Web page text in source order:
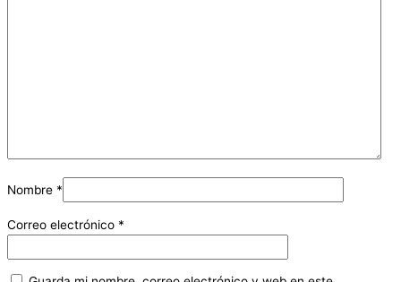
Nombre *
Correo electrónico *